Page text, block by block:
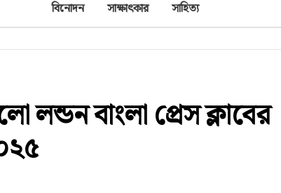
বিনোদন
সাক্ষাৎকার সাহিত্য
বাংলা প্রেস ক্লাবের